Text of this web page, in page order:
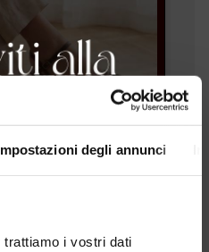
degli annunci
trattiamo i vostri dati
angel alarcon